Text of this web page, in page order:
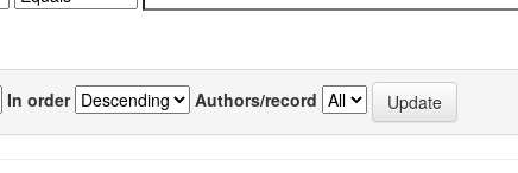
In order Authors/record